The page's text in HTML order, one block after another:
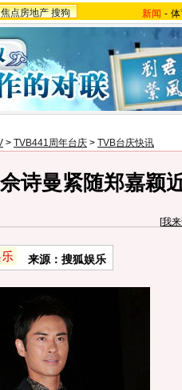
焦点房地产 搜狗 新闻 -
> TVB441周年台庆 > TVB台庆快讯
诗曼紧随郑嘉颖
[我
来源：搜狐娱乐